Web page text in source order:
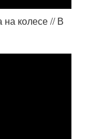
на колесе // В